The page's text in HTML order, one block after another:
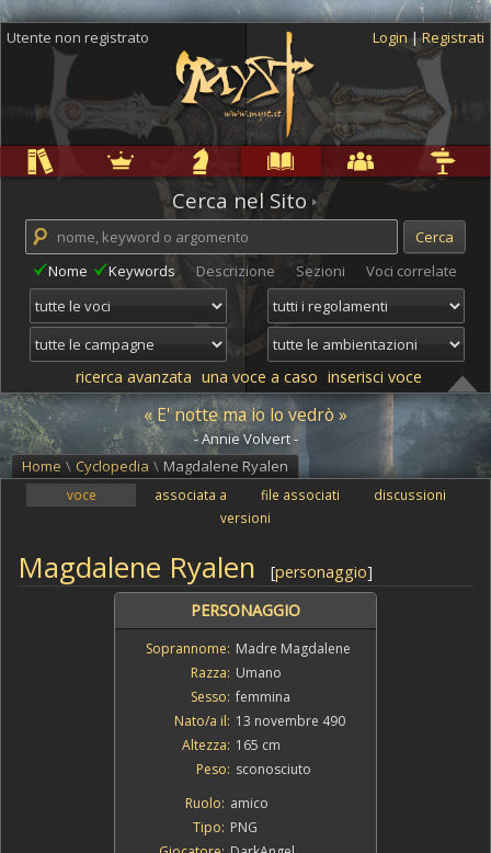
Utente non registrato Login |Registrati
Cerca nel Sito
Nome Keywords Descrizione Sezioni Voci correlate
ricerca avanzata una voce a caso inserisci voce
« E' notte ma io lo vedrò »
- Annie Volvert -
Home \ Cyclopedia \ Magdalene Ryalen
voce associata a file associati
discussioni
versioni
Magdalene Ryalen [personaggio]
PERSONAGGIO
Soprannome: Madre Magdalene
Razza: Umano
Sesso: femmina
Nato/a il: 13 novembre 490
Altezza: 165 cm
Peso: sconosciuto
Ruolo: amico
Tipo: PNG